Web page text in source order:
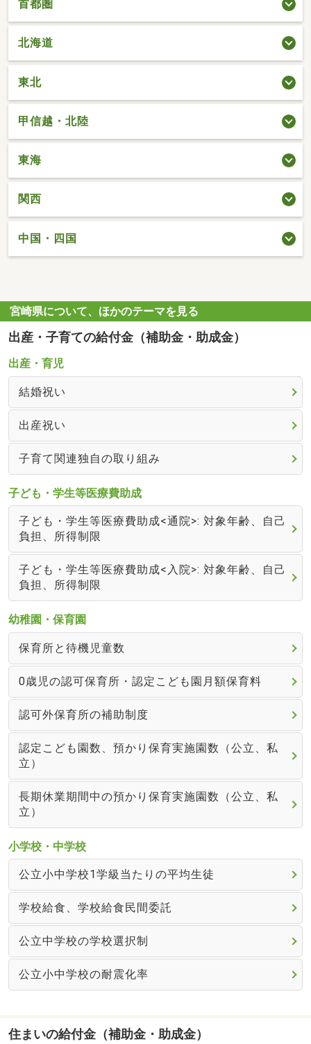
首都圏
北海道
東北
甲信越・北陸
東海
関西
中国・四国
宮崎県について、ほかのテーマを見る
出産・子育ての給付金（補助金・助成金）
出産・育児
結婚祝い
出産祝い
子育て関連独自の取り組み
子ども・学生等医療費助成
子ども・学生等医療費助成<通院>: 対象年齢、自己
負担、所得制限
子ども・学生等医療費助成<入院>: 対象年齢、自己
負担、所得制限
幼稚園・保育園
保育所と待機児童数
0歳児の認可保育所・認定こども園月額保育料
認可外保育所の補助制度
認定こども園数、預かり保育実施園数（公立、私
立）
長期休業期間中の預かり保育実施園数（公立、私
立）
小学校・中学校
公立小中学校1学級当たりの平均生徒
学校給食、学校給食民間委託
公立中学校の学校選択制
公立小中学校の耐震化率
住まいの給付金（補助金・助成金）